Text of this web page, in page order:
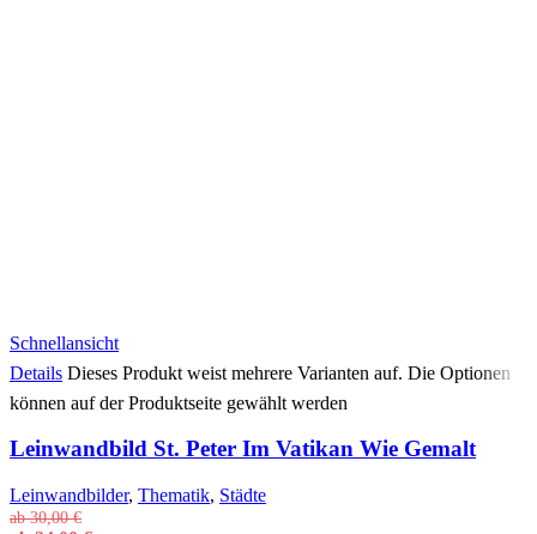
Schnellansicht
Details Dieses Produkt weist mehrere Varianten auf. Die Optionen
können auf der Produktseite gewählt werden
Leinwandbild St. Peter Im Vatikan Wie Gemalt
Leinwandbilder, Thematik, Städte
ab30,00€